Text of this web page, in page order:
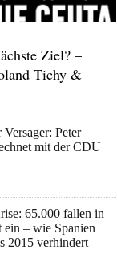
Ziel? –
Tichy &
Versager: Peter
mit der CDU
65.000 fallen in
ein – wie Spanien
2015 verhindert